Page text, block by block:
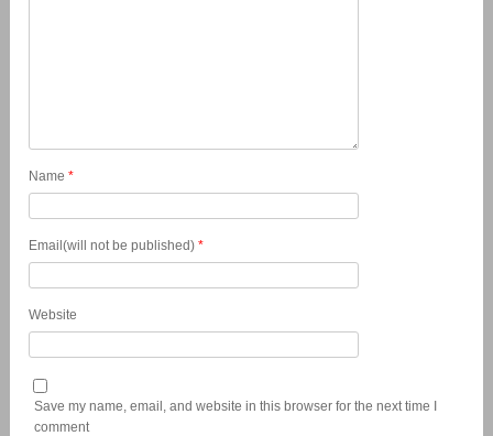
Name*
Email(will not be published)*
Website
Save my name, email, and website in this browser for the next time I
comment